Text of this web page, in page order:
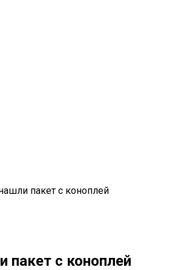
пакет с коноплей
пакет с коноплей